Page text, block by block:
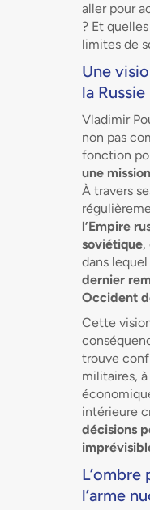
aller pour
? Et
limites de
Une
la Russie
Vladimir
non pas
fonction
une
À travers
l’Empire
soviétique,
dans
dernier
Occident
Cette
trouve
militaires,
intérieure
décisions
L’ombre
l’arme